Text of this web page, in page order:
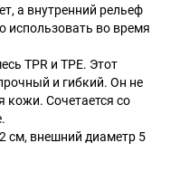
а внутренний рельеф
использовать во время
TPR и TPE. Этот
и гибкий. Он не
кожи. Сочетается со
см, внешний диаметр 5